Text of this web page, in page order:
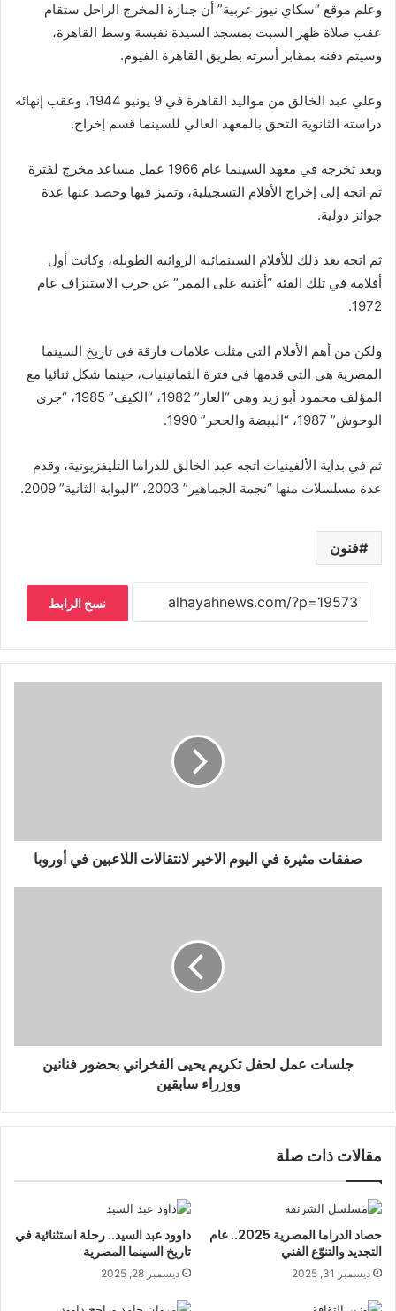
وعلم موقع “سكاي نيوز عربية” أن جنازة المخرج الراحل ستقام
عقب صلاة ظهر السبت بمسجد السيدة نفيسة وسط القاهرة،
وسيتم دفنه بمقابر أسرته بطريق القاهرة الفيوم.
وعلي عبد الخالق من مواليد القاهرة في 9 يونيو 1944، وعقب إنهائه
دراسته الثانوية التحق بالمعهد العالي للسينما قسم إخراج.
وبعد تخرجه في معهد السينما عام 1966 عمل مساعد مخرج لفترة
ثم اتجه إلى إخراج الأفلام التسجيلية، وتميز فيها وحصد عنها عدة
جوائز دولية.
ثم اتجه بعد ذلك للأفلام السينمائية الروائية الطويلة، وكانت أول
أفلامه في تلك الفئة “أغنية على الممر” عن حرب الاستنزاف عام
1972.
ولكن من أهم الأفلام التي مثلت علامات فارقة في تاريخ السينما
المصرية هي التي قدمها في فترة الثمانينيات، حينما شكل ثنائيا مع
المؤلف محمود أبو زيد وهي “العار” 1982، “الكيف” 1985، “جري
الوحوش” 1987، “البيضة والحجر” 1990.
ثم في بداية الألفينيات اتجه عبد الخالق للدراما التليفزيونية، وقدم
عدة مسلسلات منها “نجمة الجماهير” 2003، “البوابة الثانية” 2009.
فنون
نسخ الرابط
صفقات مثيرة في اليوم الاخير لانتقالات اللاعبين في أوروبا
جلسات عمل لحفل تكريم يحيى الفخراني بحضور فنانين
ووزراء سابقين
مقالات ذات صلة
حصاد الدراما المصرية 2025.. عام
التجديد والتنوّع الفني
ديسمبر 31, 2025
داوود عبد السيد.. رحلة استثنائية في
تاريخ السينما المصرية
ديسمبر 28, 2025